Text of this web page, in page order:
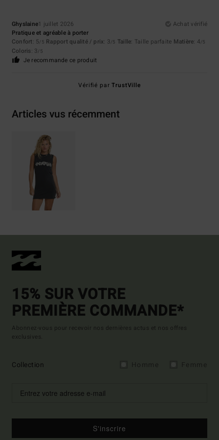
Ghyslaine1 juillet 2026
Achat vérifié
Pratique et agréable à porter
Confort: 5/5 Rapport qualité / prix: 3/5 Taille: Taille parfaite Matière: 4/5
Coloris: 3/5
Je recommande ce produit
Vérifié parTrustVille
Articles vus récemment
15% SUR VOTRE
PREMIÈRE COMMANDE*
Abonnez-vous pour recevoir nos dernières actus et nos offres
exclusives.
Collection
S'inscrire